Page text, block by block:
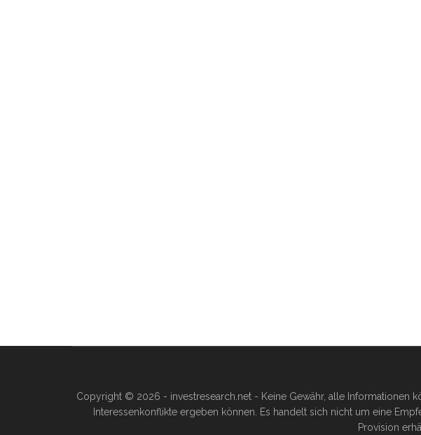
Copyright © 2026 - investresearch.net - Keine Gewähr, alle Informationen
Interessenkonflikte ergeben können. Es handelt sich nicht um eine
Provision